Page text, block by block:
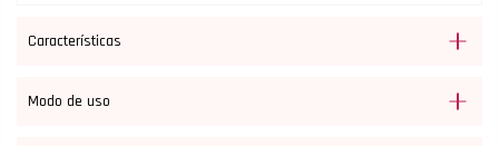
Características
Modo de uso